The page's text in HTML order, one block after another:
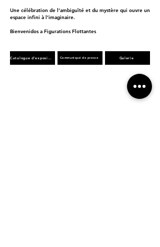
Une célébration de l’ambiguïté et du mystère qui ouvre un
espace infini à l’imaginaire.
Bienvenidos a Figurations Flottantes
Communiqué de presse Galerie